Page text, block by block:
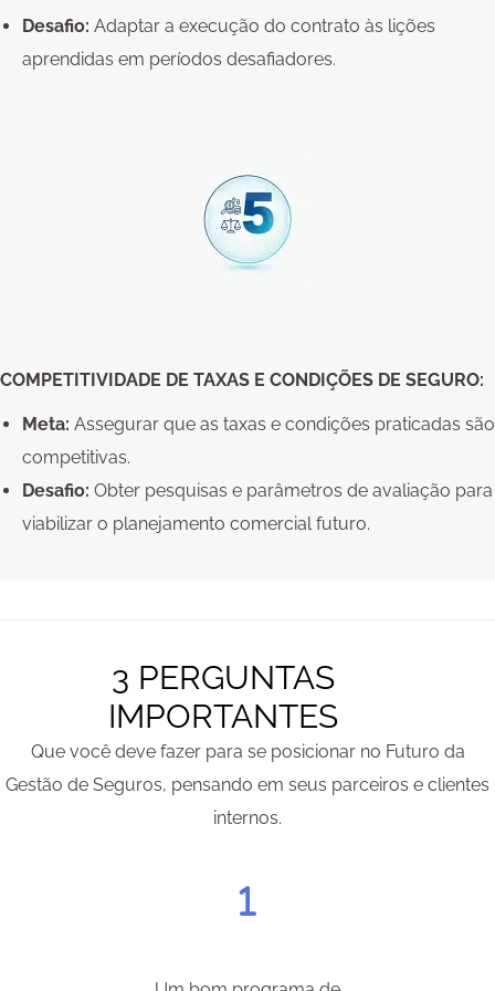
Desafio: Adaptar a execução do contrato às lições
aprendidas em períodos desafiadores.
COMPETITIVIDADE DE TAXAS E CONDIÇÕES DE SEGURO:
Meta: Assegurar que as taxas e condições praticadas são
competitivas.
Desafio: Obter pesquisas e parâmetros de avaliação para
viabilizar o planejamento comercial futuro.
3 PERGUNTAS
IMPORTANTES
Que você deve fazer para se posicionar no Futuro da
Gestão de Seguros, pensando em seus parceiros e clientes
internos.